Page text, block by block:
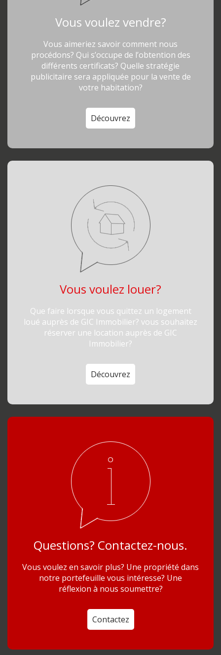
Vous voulez vendre?
Vous aimeriez savoir comment nous
procédons? Qui s’occupe de l’obtention des
différents certificats? Quelle stratégie
publicitaire sera appliquée pour la vente de
votre habitation?
Découvrez
Vous voulez louer?
Que faire lorsque vous quittez un logement
loué auprès de GIC Immobilier? vous souhaitez
réserver une location auprès de GIC
Immobilier?
Découvrez
Questions? Contactez-nous.
Vous voulez en savoir plus? Une propriété dans
notre portefeuille vous intéresse? Une
réflexion à nous soumettre?
Contactez